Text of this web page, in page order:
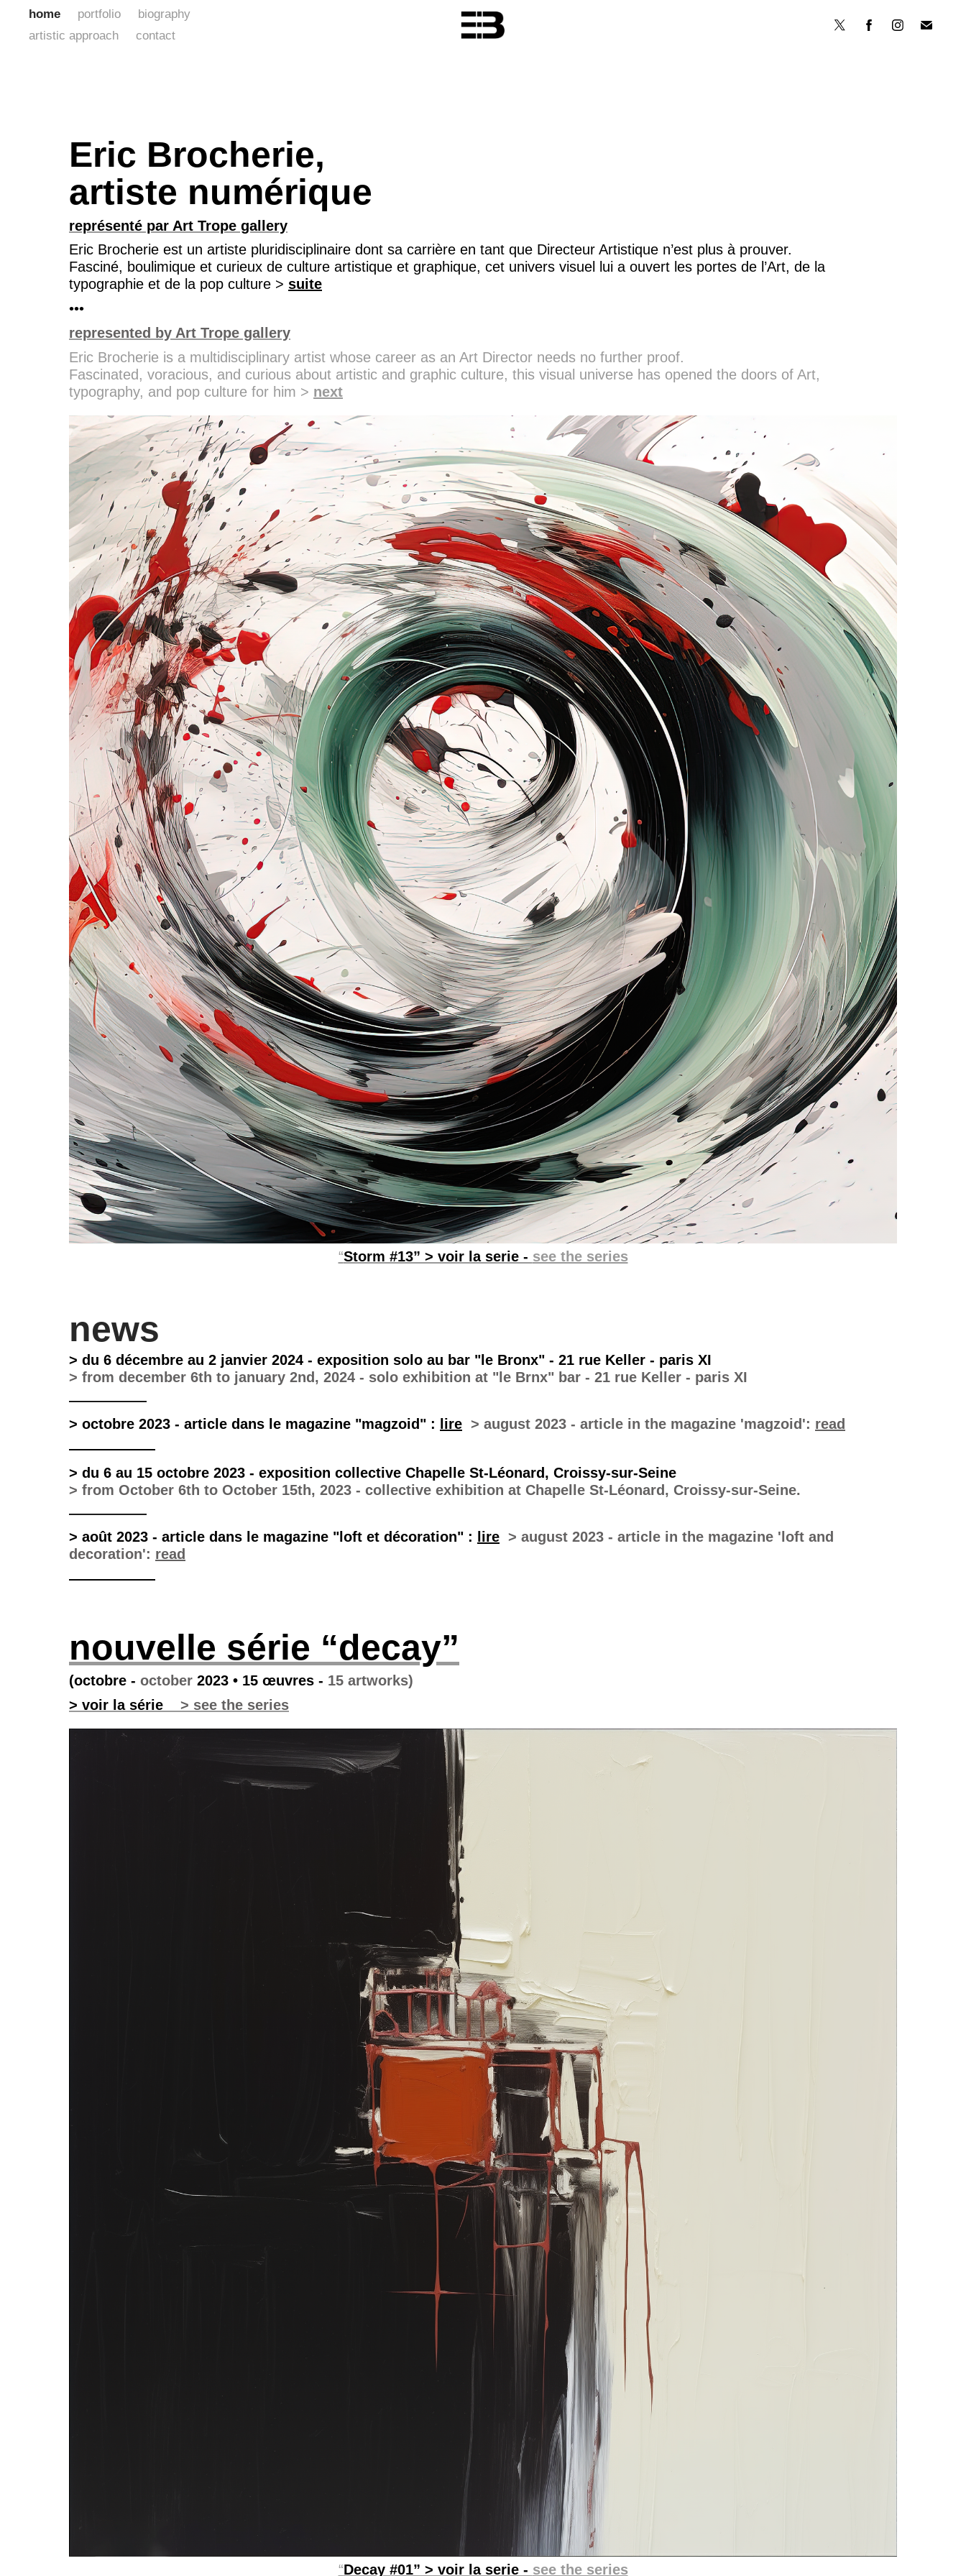
home portfolio
biography
artistic approach
contact
Eric Brocherie,
artiste numérique
représenté par Art Trope gallery
Eric Brocherie est un artiste pluridisciplinaire dont sa carrière en tant que Directeur Artistique n’est plus à prouver.
Fasciné, boulimique et curieux de culture artistique et graphique, cet univers visuel lui a ouvert les portes de l’Art, de la
typographie et de la pop culture > suite
•••
represented by Art Trope gallery
Eric Brocherie is a multidisciplinary artist whose career as an Art Director needs no further proof.
Fascinated, voracious, and curious about artistic and graphic culture, this visual universe has opened the doors of Art,
typography, and pop culture for him > next
“Storm #13” > voir la serie - see the series
news
> du 6 décembre au 2 janvier 2024 - exposition solo au bar "le Bronx" - 21 rue Keller - paris XI
> from december 6th to january 2nd, 2024 - solo exhibition at "le Brnx" bar - 21 rue Keller - paris XI
——————
> octobre 2023 - article dans le magazine "magzoid" : lire > august 2023 - article in the magazine 'magzoid': read
——————
> du 6 au 15 octobre 2023 - exposition collective Chapelle St-Léonard, Croissy-sur-Seine
> from October 6th to October 15th, 2023 - collective exhibition at Chapelle St-Léonard, Croissy-sur-Seine.
——————
> août 2023 - article dans le magazine "loft et décoration" : lire > august 2023 - article in the magazine 'loft and
decoration': read
——————
nouvelle série “decay”
(octobre - october 2023 • 15 œuvres - 15 artworks)
> voir la série
> see the series
“Decay #01” > voir la serie - see the series